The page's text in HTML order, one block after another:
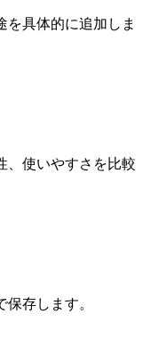
を具体的に追加しま
、使いやすさを比較
存します。